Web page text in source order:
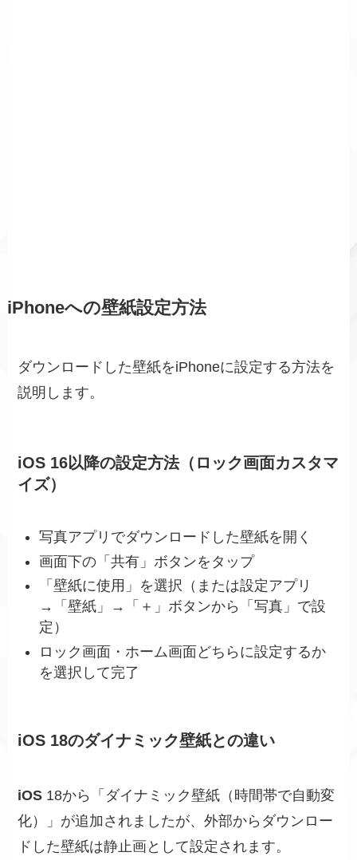
iPhoneへの壁紙設定方法
ダウンロードした壁紙をiPhoneに設定する方法を
説明します。
iOS 16以降の設定方法（ロック画面カスタマ
イズ）
写真アプリでダウンロードした壁紙を開く
画面下の「共有」ボタンをタップ
「壁紙に使用」を選択（または設定アプリ
→「壁紙」→「＋」ボタンから「写真」で設
定）
ロック画面・ホーム画面どちらに設定するか
を選択して完了
iOS 18のダイナミック壁紙との違い
iOS 18から「ダイナミック壁紙（時間帯で自動変
化）」が追加されましたが、外部からダウンロー
ドした壁紙は静止画として設定されます。